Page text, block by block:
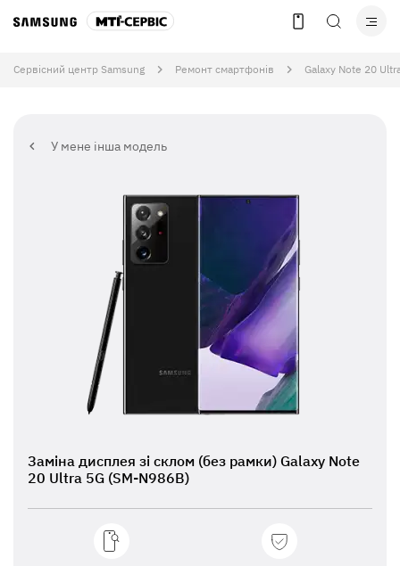
Сервісний центр Samsung Ремонт смартфонів Galaxy Note 20
У мене інша модель
Заміна дисплея зі склом (без рамки) Galaxy Note
20 Ultra 5G (SM-N986B)